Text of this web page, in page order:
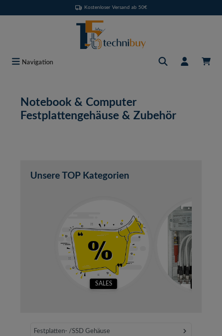
Kostenloser Versand ab 50€
Navigation
Notebook & Computer
Festplattengehäuse & Zubehör
Unsere TOP Kategorien
SALES
Festplatten- /SSD Gehäuse